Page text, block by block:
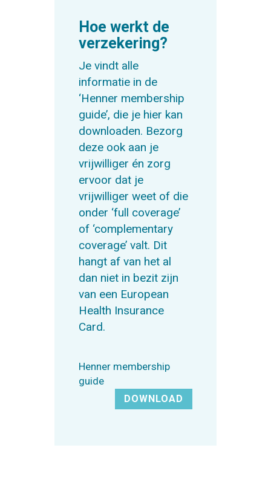
Hoe werkt de
verzekering?
Je vindt alle
informatie in de
‘Henner membership
guide’, die je hier kan
downloaden. Bezorg
deze ook aan je
vrijwilliger én zorg
ervoor dat je
vrijwilliger weet of die
onder ‘full coverage’
of ‘complementary
coverage’ valt. Dit
hangt af van het al
dan niet in bezit zijn
van een European
Health Insurance
Card.
Henner membership
guide
DOWNLOAD